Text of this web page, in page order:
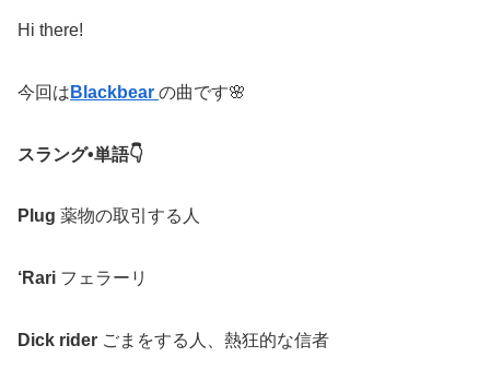
Hi there!
今回は Blackbear の曲です🌸
スラング•単語👇
Plug 薬物の取引する人
‘Rari フェラーリ
Dick rider ごまをする人、熱狂的な信者